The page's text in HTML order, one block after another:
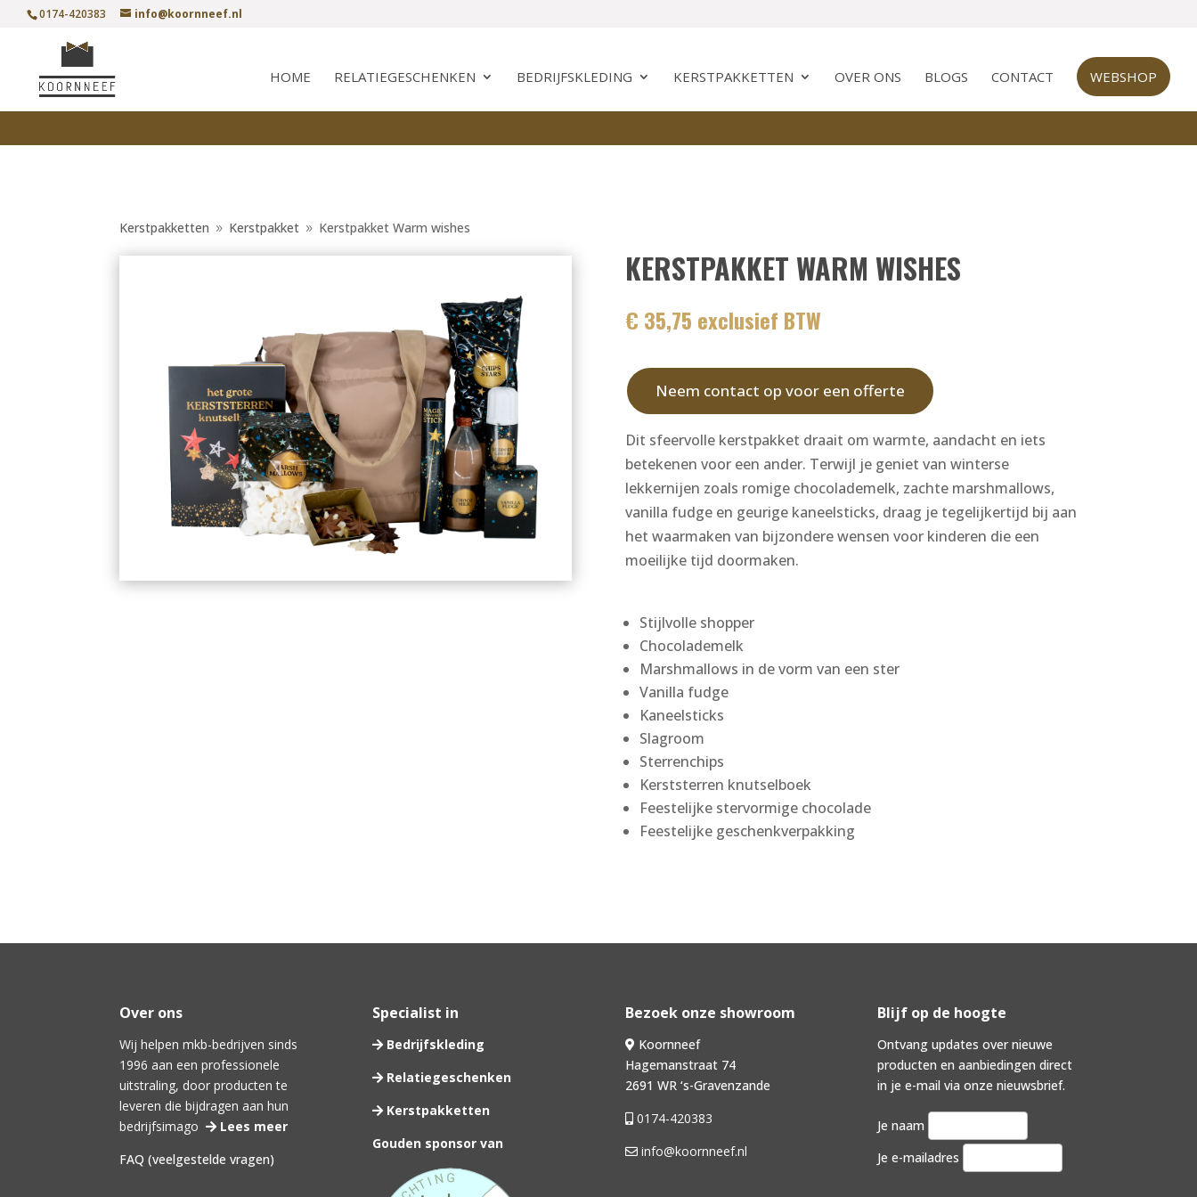
0174-420383 info@koornneef.nl
HOME RELATIEGESCHENKEN BEDRIJFSKLEDING KERSTPAKKETTEN OVER ONS BLOGS CONTACT WEBSHOP
Kerstpakketten 9 Kerstpakket 9 Kerstpakket Warm wishes
KERSTPAKKET WARM WISHES
€ 35,75 exclusief BTW
Neem contact op voor een offerte
Dit sfeervolle kerstpakket draait om warmte, aandacht en iets
betekenen voor een ander. Terwijl je geniet van winterse
lekkernijen zoals romige chocolademelk, zachte marshmallows,
vanilla fudge en geurige kaneelsticks, draag je tegelijkertijd bij aan
het waarmaken van bijzondere wensen voor kinderen die een
moeilijke tijd doormaken.
Stijlvolle shopper
Chocolademelk
Marshmallows in de vorm van een ster
Vanilla fudge
Kaneelsticks
Slagroom
Sterrenchips
Kerststerren knutselboek
Feestelijke stervormige chocolade
Feestelijke geschenkverpakking
Over ons
Wij helpen mkb-bedrijven sinds
1996 aan een professionele
uitstraling, door producten te
leveren die bijdragen aan hun
bedrijfsimago
Lees meer
FAQ (veelgestelde vragen)
Specialist in
Bedrijfskleding
Relatiegeschenken
Kerstpakketten
Gouden sponsor van
Bezoek onze showroom
Koornneef
Hagemanstraat 74
2691 WR ‘s-Gravenzande
0174-420383
info@koornneef.nl
Blijf op de hoogte
Ontvang updates over nieuwe
producten en aanbiedingen direct
in je e-mail via onze nieuwsbrief.
Je naam
Je e-mailadres